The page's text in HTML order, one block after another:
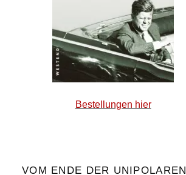
Bestellungen hier
VOM ENDE DER UNIPOLAREN